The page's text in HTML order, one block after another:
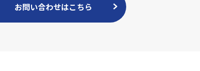
お問い合わせはこちら